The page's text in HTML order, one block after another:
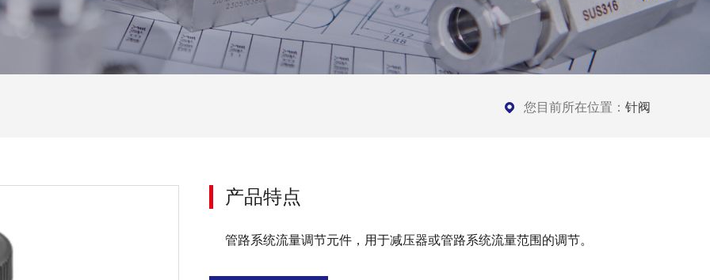
您目前所在位置： 针阀
产品特点
管路系统流量调节元件，用于减压器或管路系统流量范围的调节。